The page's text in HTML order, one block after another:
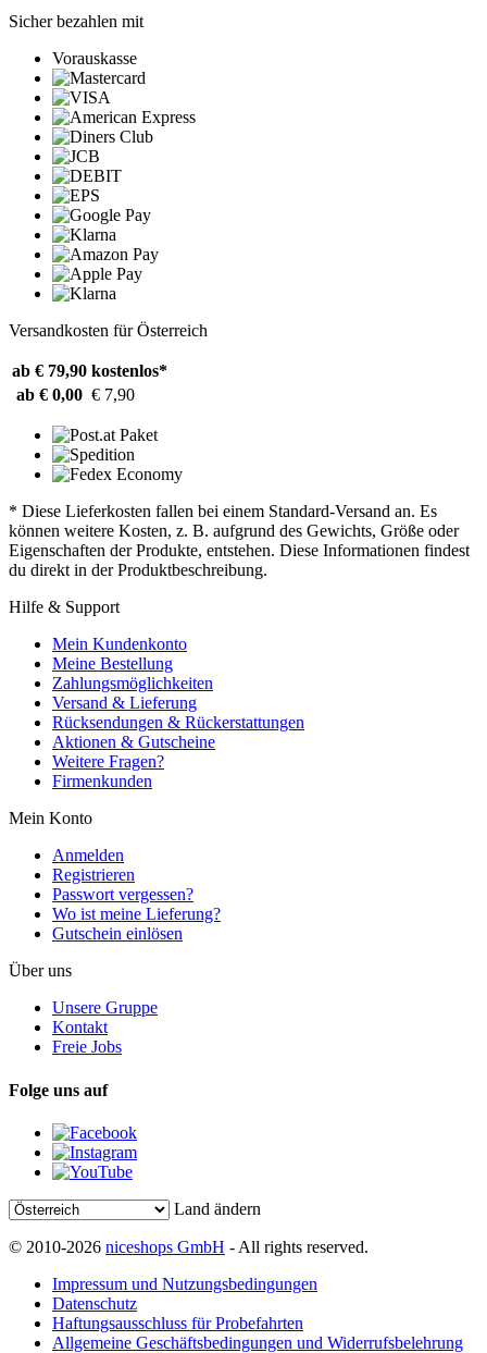
Sicher bezahlen mit
Vorauskasse
Versandkosten für Österreich
ab € 79,90 kostenlos*
ab € 0,00 € 7,90
* Diese Lieferkosten fallen bei einem Standard-Versand an. Es
können weitere Kosten, z. B. aufgrund des Gewichts, Größe oder
Eigenschaften der Produkte, entstehen. Diese Informationen findest
du direkt in der Produktbeschreibung.
Hilfe & Support
Mein Kundenkonto
Meine Bestellung
Zahlungsmöglichkeiten
Versand & Lieferung
Rücksendungen & Rückerstattungen
Aktionen & Gutscheine
Weitere Fragen?
Firmenkunden
Mein Konto
Anmelden
Registrieren
Passwort vergessen?
Wo ist meine Lieferung?
Gutschein einlösen
Über uns
Unsere Gruppe
Kontakt
Freie Jobs
Folge uns auf
Land ändern
© 2010-2026 niceshops GmbH - All rights reserved.
Impressum und Nutzungsbedingungen
Datenschutz
Haftungsausschluss für Probefahrten
Allgemeine Geschäftsbedingungen und Widerrufsbelehrung